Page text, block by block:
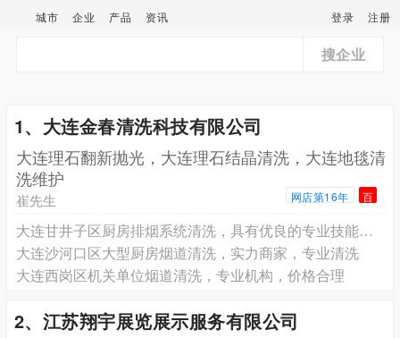
城市 企业 产品 资讯 登录 注册
搜企业
1、大连金春清洗科技有限公司
大连理石翻新抛光，大连理石结晶清洗，大连地毯清
洗维护
崔先生 网店第16年 百
大连甘井子区厨房排烟系统清洗，具有优良的专业技能和服务意识
大连沙河口区大型厨房烟道清洗，实力商家，专业清洗
大连西岗区机关单位烟道清洗，专业机构，价格合理
2、江苏翔宇展览展示服务有限公司